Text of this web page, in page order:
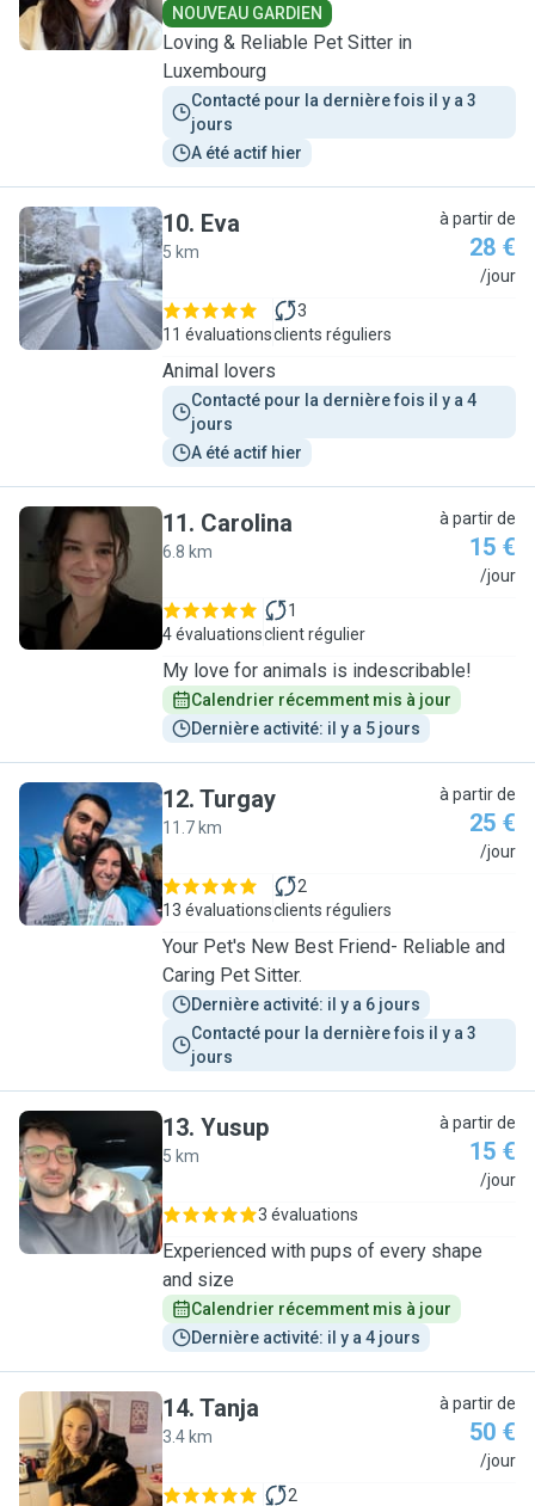
NOUVEAU GARDIEN
Loving & Reliable Pet Sitter in
Luxembourg
Contacté pour la dernière fois il y a 3
jours
A été actif hier
E
10. Eva
5 km
à partir de
28 €
/jour
11 évaluations
3
clients réguliers
Animal lovers
Contacté pour la dernière fois il y a 4
jours
A été actif hier
C
11. Carolina
6.8 km
à partir de
15 €
/jour
4 évaluations
1
client régulier
My love for animals is indescribable!
Calendrier récemment mis à jour
Dernière activité: il y a 5 jours
T
12. Turgay
11.7 km
à partir de
25 €
/jour
13 évaluations
2
clients réguliers
Your Pet's New Best Friend- Reliable and
Caring Pet Sitter.
Dernière activité: il y a 6 jours
Contacté pour la dernière fois il y a 3
jours
Y
13. Yusup
5 km
à partir de
15 €
/jour
3 évaluations
Experienced with pups of every shape
and size
Calendrier récemment mis à jour
Dernière activité: il y a 4 jours
T
14. Tanja
3.4 km
à partir de
50 €
/jour
2